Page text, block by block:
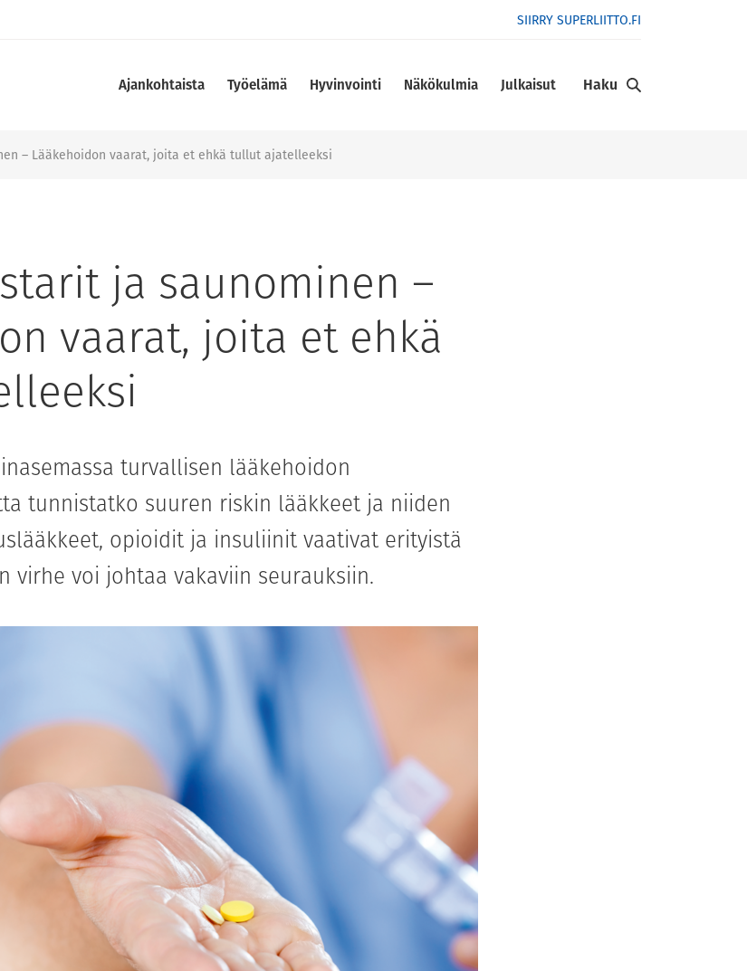
SIIRRY SUPERLIITTO.FI
Ajankohtaista Työelämä Hyvinvointi Näkökulmia Julkaisut Haku
– Lääkehoidon vaarat, joita et ehkä tullut ajatelleeksi
ja saunominen –
vaarat, joita et ehkä
turvallisen lääkehoidon
tunnistatko suuren riskin lääkkeet ja niiden
opioidit ja insuliinit vaativat erityistä
virhe voi johtaa vakaviin seurauksiin.